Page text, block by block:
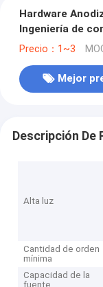
Hardware
Ingeniería de
Precio：1~3
Mejor
Descripción De
Alta luz
Cantidad de orden
mínima
Capacidad de la
fuente